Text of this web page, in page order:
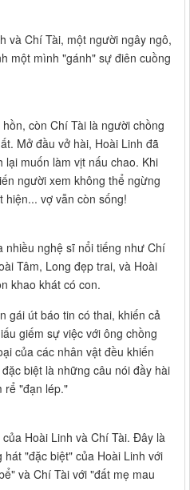
và Chí Tài, một người ngây ngô,
một mình "gánh" sự điên cuồng
còn Chí Tài là người chồng
Mở đầu vở hài, Hoài Linh đã
muốn làm vịt nấu chao. Khi
người xem không thể ngừng
hiện... vợ vẫn còn sống!
nhiều nghệ sĩ nổi tiếng như Chí
Tâm, Long đẹp trai, và Hoài
khao khát có con.
gái út báo tin có thai, khiến cả
giếm sự việc với ông chồng
của các nhân vật đều khiến
biệt là những câu nói đầy hài
rể "đạn lép."
Hoài Linh và Chí Tài. Đây là
"đặc biệt" của Hoài Linh với
và Chí Tài với "đất mẹ mau